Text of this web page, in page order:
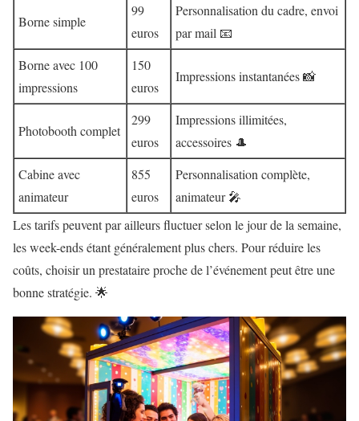
Borne simple
99
euros
Personnalisation du cadre, envoi
par mail 📧
Borne avec 100
impressions
150
euros
Impressions instantanées 📸
Photobooth complet
299
euros
Impressions illimitées,
accessoires 🎩
Cabine avec
animateur
855
euros
Personnalisation complète,
animateur 🎤
Les tarifs peuvent par ailleurs fluctuer selon le jour de la semaine,
les week-ends étant généralement plus chers. Pour réduire les
coûts, choisir un prestataire proche de l’événement peut être une
bonne stratégie. 🌟